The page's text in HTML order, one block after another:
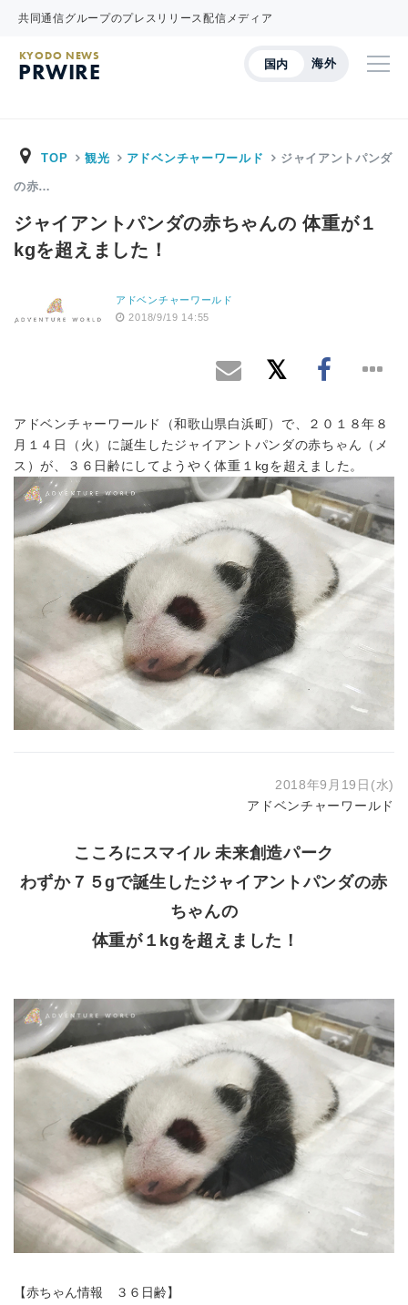
共同通信グループのプレスリリース配信メディア
国内 海外
KYODO NEWS
PRWIRE
TOP 観光 アドベンチャーワールド ジャイアントパンダ
の赤…
ジャイアントパンダの赤ちゃんの 体重が１
kgを超えました！
アドベンチャーワールド
2018/9/19 14:55
アドベンチャーワールド（和歌山県白浜町）で、２０１８年８
月１４日（火）に誕生したジャイアントパンダの赤ちゃん（メ
ス）が、３６日齢にしてようやく体重１kgを超えました。
2018年9月19日(水)
アドベンチャーワールド
こころにスマイル 未来創造パーク
わずか７５gで誕生したジャイアントパンダの赤
ちゃんの
体重が１kgを超えました！
【赤ちゃん情報 ３６日齢】